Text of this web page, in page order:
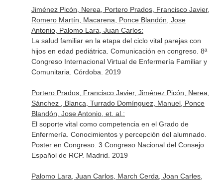
Jiménez Picón, Nerea, Portero Prados, Francisco Javier,
Romero Martín, Macarena, Ponce Blandón, Jose
Antonio, Palomo Lara, Juan Carlos:
La salud familiar en la etapa del ciclo vital parejas con
hijos en edad pediátrica. Comunicación en congreso. 8ª
Congreso Internacional Virtual de Enfermería Familiar y
Comunitaria. Córdoba. 2019
Portero Prados, Francisco Javier, Jiménez Picón, Nerea,
Sánchez , Blanca, Turrado Domínguez, Manuel, Ponce
Blandón, Jose Antonio, et. al.:
El soporte vital como competencia en el Grado de
Enfermería. Conocimientos y percepción del alumnado.
Poster en Congreso. 3 Congreso Nacional del Consejo
Español de RCP. Madrid. 2019
Palomo Lara, Juan Carlos, March Cerda, Joan Carles,